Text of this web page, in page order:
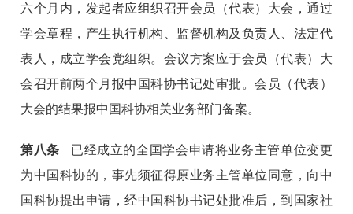
六个月内，发起者应组织召开会员（代表）大会，通过
学会章程，产生执行机构、监督机构及负责人、法定代
表人，成立学会党组织。会议方案应于会员（代表）大
会召开前两个月报中国科协书记处审批。会员（代表）
大会的结果报中国科协相关业务部门备案。
第八条 已经成立的全国学会申请将业务主管单位变更
为中国科协的，事先须征得原业务主管单位同意，向中
国科协提出申请，经中国科协书记处批准后，到国家社